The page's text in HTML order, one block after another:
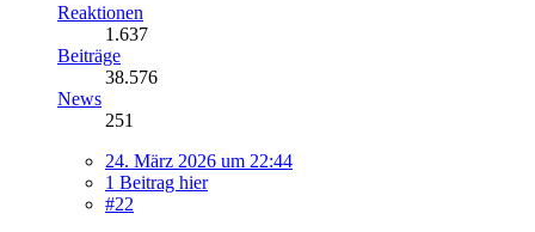
Reaktionen
1.637
Beiträge
38.576
News
251
24. März 2026 um 22:44
1 Beitrag hier
#22